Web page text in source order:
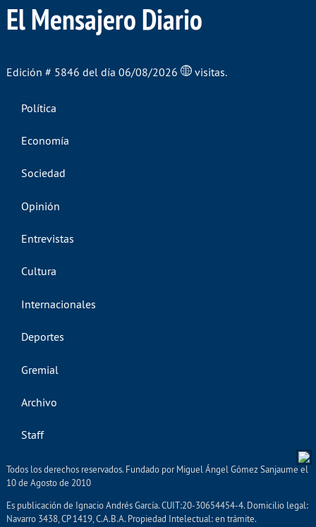
El Mensajero Diario
Edición # 5846 del día 06/08/2026 visitas.
Política
Economía
Sociedad
Opinión
Entrevistas
Cultura
Internacionales
Deportes
Gremial
Archivo
Staff
Todos los derechos reservados. Fundado por Miguel Ángel Gómez Sanjaume el
10 de Agosto de 2010
Es publicación de Ignacio Andrés García. CUIT:20-30654454-4. Domicilio legal:
Navarro 3438, CP 1419, C.A.B.A. Propiedad Intelectual: en trámite.